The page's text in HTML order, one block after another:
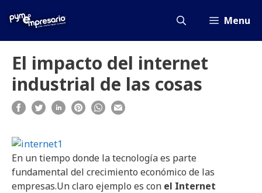
Menu
El impacto del internet
industrial de las cosas
En un tiempo donde la tecnología es parte
fundamental del crecimiento económico de las
empresas.Un claro ejemplo es con el Internet